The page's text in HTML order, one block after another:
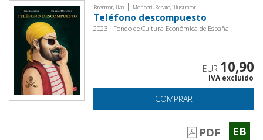
Brenman, Ilan | Moriconi, Renato, illustrator
Teléfono descompuesto
2023 - Fondo de Cultura Económica de España
EUR 10,90
IVA excluido
COMPRAR
PDF EB